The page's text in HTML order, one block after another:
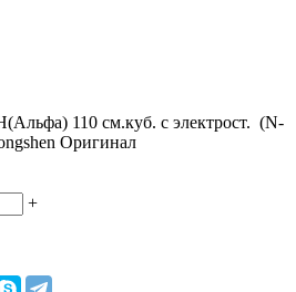
110 см.куб. с электрост. (N-
Оригинал
+